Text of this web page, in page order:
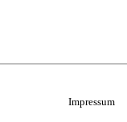
Impressum